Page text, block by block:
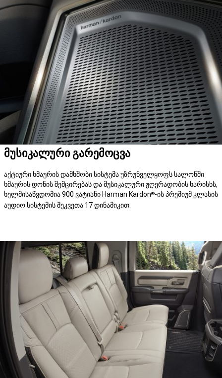
მუსიკალური გარემოცვა
აქტიური ხმაურის დამხშობი სისტემა უზრუნველყოფს სალონში
ხმაურის დონის შემცირებას და მუსიკალური ჟღერადობის ხარისხს,
ხელმისაწვდომია 900 ვატიანი Harman Kardon®-ის პრემიუმ კლასის
აუდიო სისტემის შეკვეთა 17 დინამიკით.